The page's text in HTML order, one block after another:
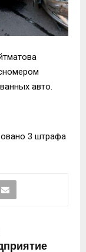
авто.
3 штрафа